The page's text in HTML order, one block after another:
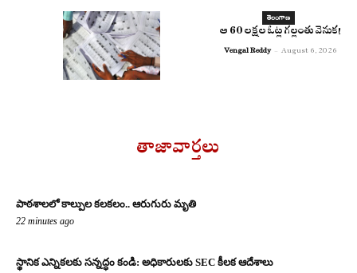
తెలంగాణ
ఆ 60 లక్షల ఓట్ల గల్లంతు వెనుక!
Vengal Reddy - August 6, 2026
తాజావార్తలు
పాఠశాలలో కాల్పుల కలకలం.. ఆరుగురు మృతి
22 minutes ago
స్థానిక ఎన్నికలకు సన్నద్ధం కండి: అధికారులకు SEC కీలక ఆదేశాలు